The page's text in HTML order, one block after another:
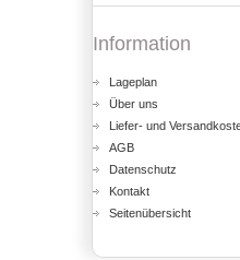
Information
Lageplan
Über uns
Liefer- und
AGB
Datenschutz
Kontakt
Seitenübersicht